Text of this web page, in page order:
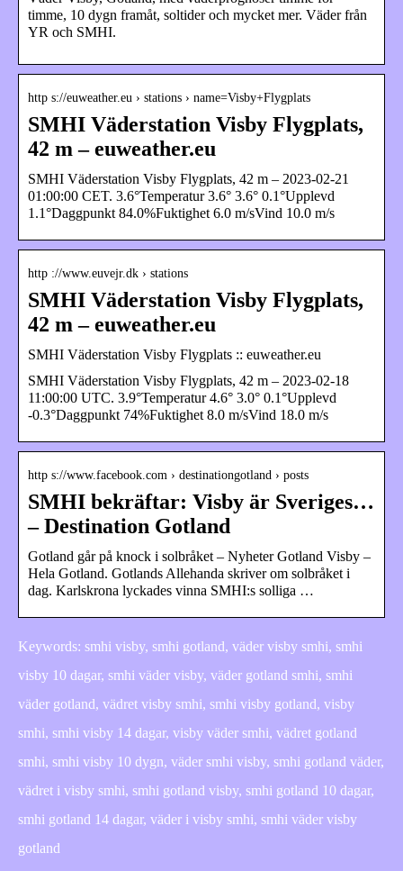
timme, 10 dygn framåt, soltider och mycket mer. Väder från
YR och SMHI.
http s://euweather.eu › stations › name=Visby+Flygplats
SMHI Väderstation Visby Flygplats,
42 m – euweather.eu
SMHI Väderstation Visby Flygplats, 42 m – 2023-02-21
01:00:00 CET. 3.6°Temperatur 3.6° 3.6° 0.1°Upplevd
1.1°Daggpunkt 84.0%Fuktighet 6.0 m/sVind 10.0 m/s
http ://www.euvejr.dk › stations
SMHI Väderstation Visby Flygplats,
42 m – euweather.eu
SMHI Väderstation Visby Flygplats :: euweather.eu
SMHI Väderstation Visby Flygplats, 42 m – 2023-02-18
11:00:00 UTC. 3.9°Temperatur 4.6° 3.0° 0.1°Upplevd
-0.3°Daggpunkt 74%Fuktighet 8.0 m/sVind 18.0 m/s
http s://www.facebook.com › destinationgotland › posts
SMHI bekräftar: Visby är Sveriges…
– Destination Gotland
Gotland går på knock i solbråket – Nyheter Gotland Visby –
Hela Gotland. Gotlands Allehanda skriver om solbråket i
dag. Karlskrona lyckades vinna SMHI:s solliga …
Keywords: smhi visby, smhi gotland, väder visby smhi, smhi
visby 10 dagar, smhi väder visby, väder gotland smhi, smhi
väder gotland, vädret visby smhi, smhi visby gotland, visby
smhi, smhi visby 14 dagar, visby väder smhi, vädret gotland
smhi, smhi visby 10 dygn, väder smhi visby, smhi gotland väder,
vädret i visby smhi, smhi gotland visby, smhi gotland 10 dagar,
smhi gotland 14 dagar, väder i visby smhi, smhi väder visby
gotland